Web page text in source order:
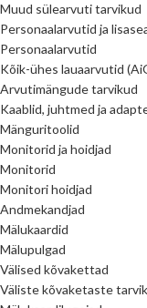
Muud sülearvuti tarvikud
Personaalarvutid ja
Personaalarvutid
Kõik-ühes lauaarvutid
Arvutimängude tarvikud
Kaablid, juhtmed ja
Mänguritoolid
Monitorid ja hoidjad
Monitorid
Monitori hoidjad
Andmekandjad
Mälukaardid
Mälupulgad
Välised kõvakettad
Väliste kõvaketaste